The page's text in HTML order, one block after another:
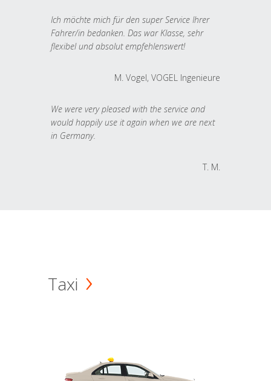
Ich möchte mich für den super Service Ihrer
Fahrer/in bedanken. Das war Klasse, sehr
flexibel und absolut empfehlenswert!
M. Vogel, VOGEL Ingenieure
We were very pleased with the service and
would happily use it again when we are next
in Germany.
T. M.
Taxi